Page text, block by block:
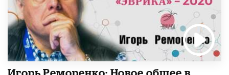
Игорь Реморенко: Новое общее в